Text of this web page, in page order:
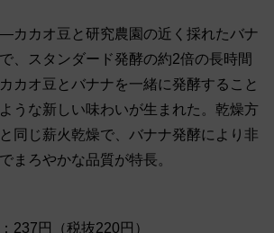
カオ豆と研究農園の近く採れたバナ
、スタンダード発酵の約2倍の長時間
カオ豆とバナナを一緒に発酵すること
うな新しい味わいが生まれた。乾燥方
同じ薪火乾燥で、バナナ発酵により非
まろやかな品質が特長。
237円（税抜220円）